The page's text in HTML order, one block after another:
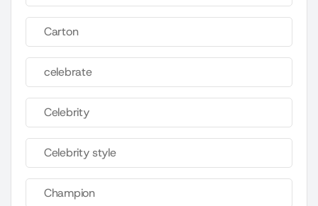
Carton
celebrate
Celebrity
Celebrity style
Champion